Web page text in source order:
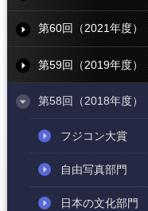
第60回（2021年度）
第59回（2019年度）
第58回（2018年度）
フジコン大賞
自由写真部門
日本の文化部門